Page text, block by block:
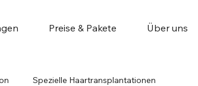
Preise & Pakete Über uns
Spezielle Haartransplantationen